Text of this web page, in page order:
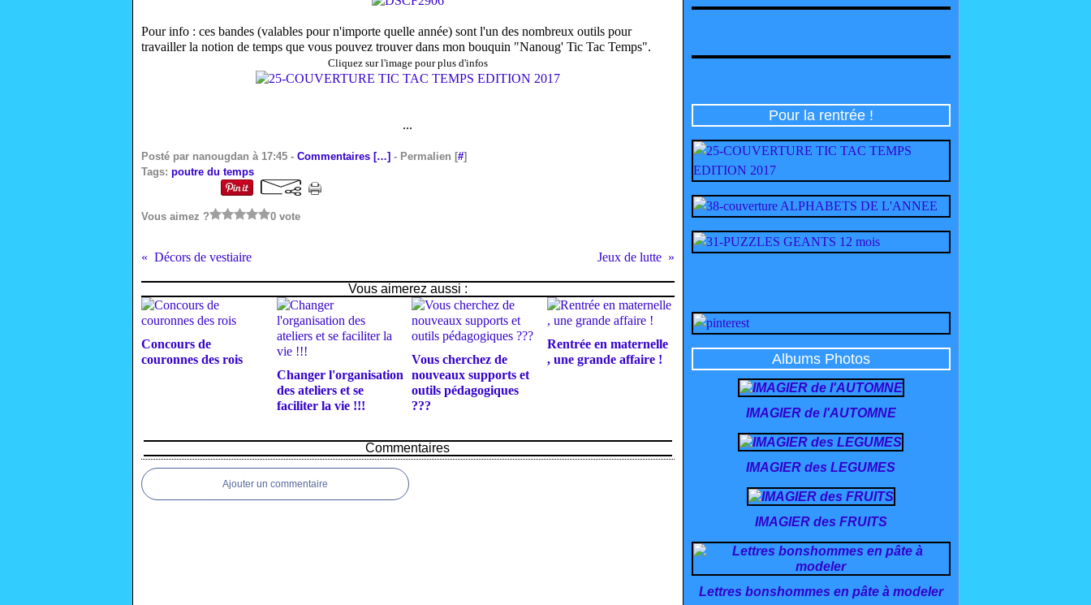
Pour info : ces bandes (valables pour n'importe quelle année) sont l'un des nombreux outils pour
travailler la notion de temps que vous pouvez trouver dans mon bouquin "Nanoug' Tic Tac Temps".
Cliquez sur l'image pour plus d'infos
...
Posté par nanougdan à 17:45 - Commentaires […] - Permalien [#]
Tags: poutre du temps
Vous aimez ? 0 vote
Décors de vestiaire Jeux de lutte
Vous aimerez aussi :
Concours de
couronnes des rois
Changer l'organisation
des ateliers et se
faciliter la vie !!!
Vous cherchez de
nouveaux supports et
outils pédagogiques
???
Rentrée en maternelle
, une grande affaire !
Commentaires
Ajouter un commentaire
Pour la rentrée !
Albums Photos
IMAGIER de l'AUTOMNE
IMAGIER des LEGUMES
IMAGIER des FRUITS
Lettres bonshommes en pâte à modeler